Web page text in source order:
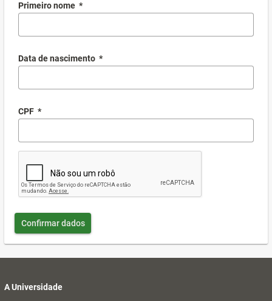
Primeiro nome *
Data de nascimento *
CPF *
Confirmar dados
A Universidade